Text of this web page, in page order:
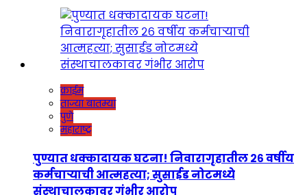
क्राईम
ताज्या बातम्या
पुणे
महाराष्ट्र
पुण्यात धक्कादायक घटना! निवारागृहातील २६ वर्षीय
कर्मचाऱ्याची आत्महत्या; सुसाईड नोटमध्ये
संस्थाचालकावर गंभीर आरोप